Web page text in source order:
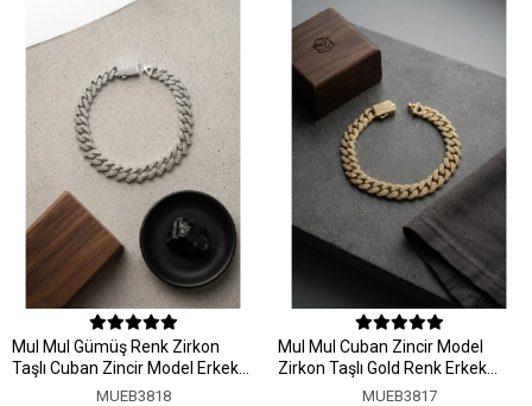
MuI MuI Gümüş Renk Zirkon
Taşlı Cuban Zincir Model Erkek
MUEB3818
MuI MuI Cuban Zincir Model
Zirkon Taşlı Gold Renk Erkek
MUEB3817